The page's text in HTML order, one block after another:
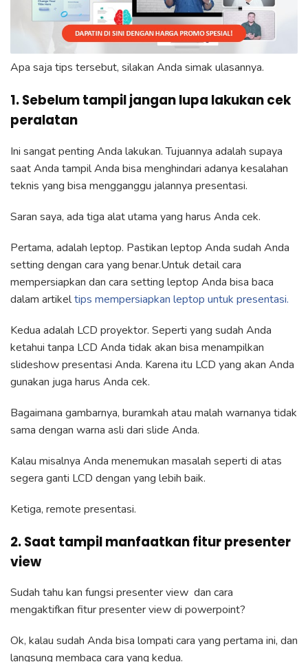
Apa saja tips tersebut, silakan Anda simak ulasannya.
1. Sebelum tampil jangan lupa lakukan cek
peralatan
Ini sangat penting Anda lakukan. Tujuannya adalah supaya
saat Anda tampil Anda bisa menghindari adanya kesalahan
teknis yang bisa mengganggu jalannya presentasi.
Saran saya, ada tiga alat utama yang harus Anda cek.
Pertama, adalah leptop. Pastikan leptop Anda sudah Anda
setting dengan cara yang benar.Untuk detail cara
mempersiapkan dan cara setting leptop Anda bisa baca
dalam artikeltips mempersiapkan leptop untuk presentasi.
Kedua adalah LCD proyektor. Seperti yang sudah Anda
ketahui tanpa LCD Anda tidak akan bisa menampilkan
slideshow presentasi Anda. Karena itu LCD yang akan Anda
gunakan juga harus Anda cek.
Bagaimana gambarnya, buramkah atau malah warnanya tidak
sama dengan warna asli dari slide Anda.
Kalau misalnya Anda menemukan masalah seperti di atas
segera ganti LCD dengan yang lebih baik.
Ketiga, remote presentasi.
2. Saat tampil manfaatkan fitur presenter
view
Sudah tahu kan fungsi presenter view dan cara
mengaktifkan fitur presenter view di powerpoint?
Ok, kalau sudah Anda bisa lompati cara yang pertama ini, dan
langsung membaca cara yang kedua.